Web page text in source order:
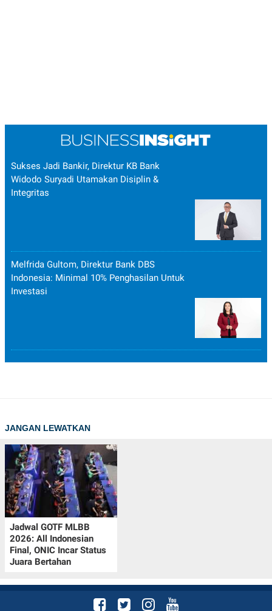
Sukses Jadi Bankir, Direktur KB Bank
Widodo Suryadi Utamakan Disiplin &
Integritas
Melfrida Gultom, Direktur Bank DBS
Indonesia: Minimal 10% Penghasilan Untuk
Investasi
JANGAN LEWATKAN
Jadwal GOTF MLBB
2026: All Indonesian
Final, ONIC Incar Status
Juara Bertahan